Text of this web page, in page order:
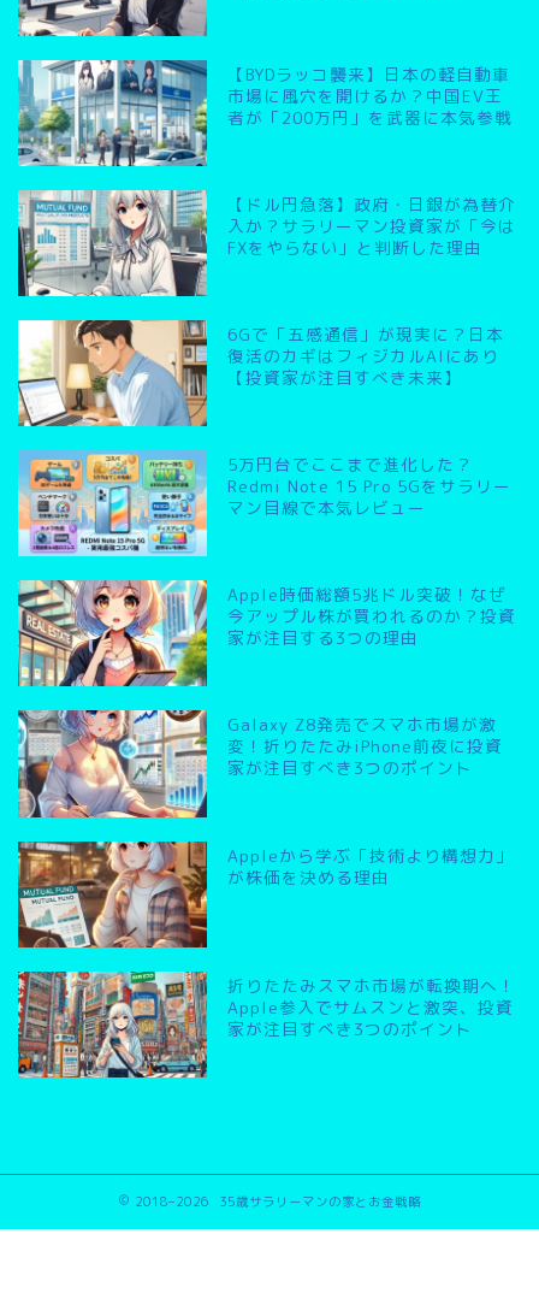
【BYDラッコ襲来】日本の軽自動車
市場に風穴を開けるか？中国EV王
者が「200万円」を武器に本気参戦
【ドル円急落】政府・日銀が為替介
入か？サラリーマン投資家が「今は
FXをやらない」と判断した理由
6Gで「五感通信」が現実に？日本
復活のカギはフィジカルAIにあり
【投資家が注目すべき未来】
5万円台でここまで進化した？
Redmi Note 15 Pro 5Gをサラリー
マン目線で本気レビュー
Apple時価総額5兆ドル突破！なぜ
今アップル株が買われるのか？投資
家が注目する3つの理由
Galaxy Z8発売でスマホ市場が激
変！折りたたみiPhone前夜に投資
家が注目すべき3つのポイント
Appleから学ぶ「技術より構想力」
が株価を決める理由
折りたたみスマホ市場が転換期へ！
Apple参入でサムスンと激突、投資
家が注目すべき3つのポイント
2018–2026 35歳サラリーマンの家とお金戦略